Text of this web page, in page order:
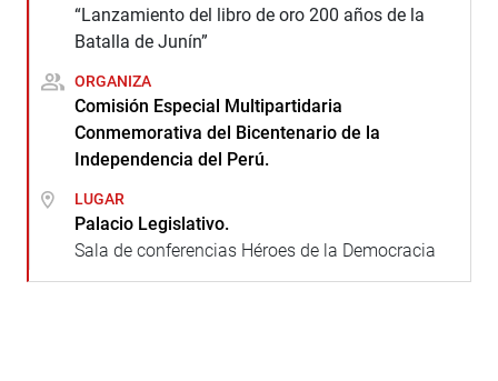
“Lanzamiento del libro de oro 200 años de la
Batalla de Junín”
ORGANIZA
Comisión Especial Multipartidaria
Conmemorativa del Bicentenario de la
Independencia del Perú.
LUGAR
Palacio Legislativo.
Sala de conferencias Héroes de la Democracia